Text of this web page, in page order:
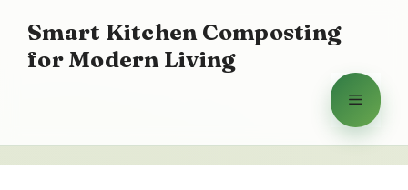
treści
Smart Kitchen Composting
for Modern Living
Menu